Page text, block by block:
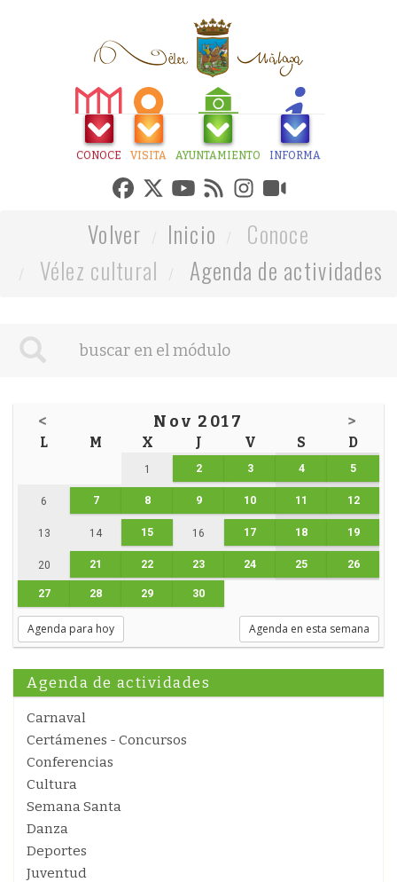
CONOCE VISITA AYUNTAMIENTO INFORMA
Volver Inicio
Conoce
Vélez cultural
Agenda de actividades
< Nov 2017 >
L M X J V S D
1 2 3 4 5
6 7 8 9 10 11 12
13 14 15 16 17 18 19
20 21 22 23 24 25 26
27 28 29 30
Agenda para hoy Agenda en esta semana
Agenda de actividades
Carnaval
Certámenes - Concursos
Conferencias
Cultura
Semana Santa
Danza
Deportes
Juventud